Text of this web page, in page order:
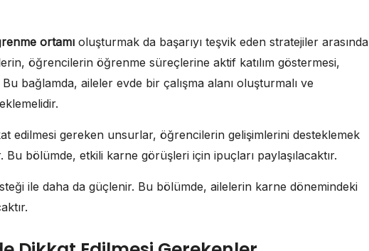
ortamı oluşturmak da başarıyı teşvik eden stratejiler arasında
öğrencilerin öğrenme süreçlerine aktif katılım göstermesi,
bağlamda, aileler evde bir çalışma alanı oluşturmalı ve
edilmesi gereken unsurlar, öğrencilerin gelişimlerini desteklemek
Bu bölümde, etkili karne görüşleri için ipuçları paylaşılacaktır.
ile daha da güçlenir. Bu bölümde, ailelerin karne dönemindeki